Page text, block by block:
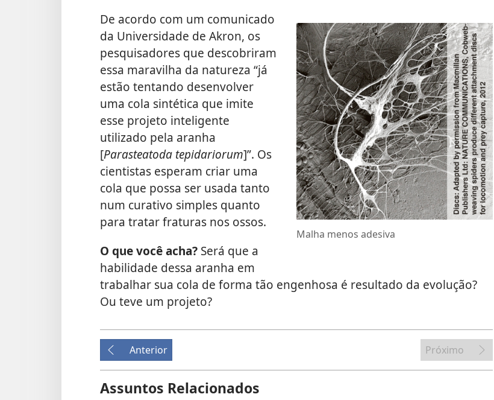
Malha menos adesiva
De acordo com um comunicado
da Universidade de Akron, os
pesquisadores que descobriram
essa maravilha da natureza “já
estão tentando desenvolver
uma cola sintética que imite
esse projeto inteligente
utilizado pela aranha
[Parasteatoda tepidariorum]”. Os
cientistas esperam criar uma
cola que possa ser usada tanto
num curativo simples quanto
para tratar fraturas nos ossos.
O que você acha? Será que a
habilidade dessa aranha em
trabalhar sua cola de forma tão engenhosa é resultado da evolução?
Ou teve um projeto?
Anterior Próximo
Assuntos Relacionados